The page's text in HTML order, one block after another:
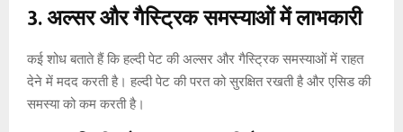
3. अल्सर और गैस्ट्रिक समस्याओं में लाभकारी
कई शोध बताते हैं कि हल्दी पेट की अल्सर और गैस्ट्रिक समस्याओं में राहत
देने में मदद करती है। हल्दी पेट की परत को सुरक्षित रखती है और एसिड की
समस्या को कम करती है।